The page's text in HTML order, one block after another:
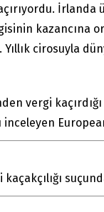
cirosuyla
vergi